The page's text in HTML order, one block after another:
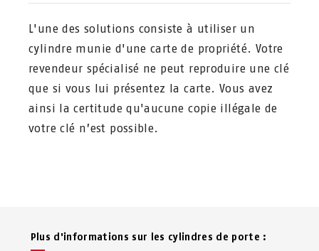
L'une des solutions consiste à utiliser un
cylindre munie d'une carte de propriété. Votre
revendeur spécialisé ne peut reproduire une clé
que si vous lui présentez la carte. Vous avez
ainsi la certitude qu'aucune copie illégale de
votre clé n’est possible.
Plus d'informations sur les cylindres de porte :